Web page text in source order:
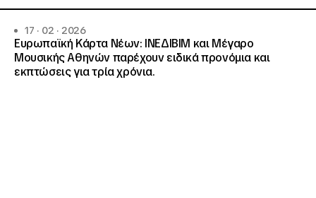
17 · 02 · 2026
Ευρωπαϊκή Κάρτα Νέων: ΙΝΕΔΙΒΙΜ και Μέγαρο
Μουσικής Αθηνών παρέχουν ειδικά προνόμια και
εκπτώσεις για τρία χρόνια.